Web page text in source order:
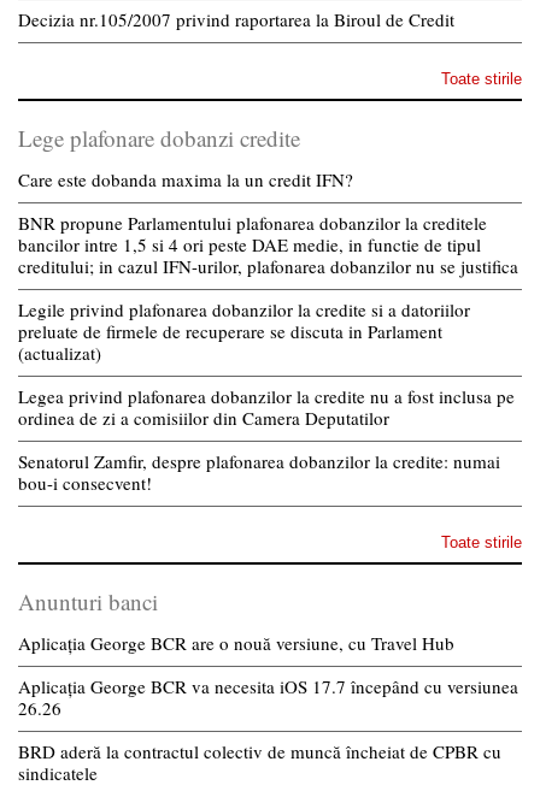
Decizia nr.105/2007 privind raportarea la Biroul de Credit
Toate stirile
Lege plafonare dobanzi credite
Care este dobanda maxima la un credit IFN?
BNR propune Parlamentului plafonarea dobanzilor la creditele
bancilor intre 1,5 si 4 ori peste DAE medie, in functie de tipul
creditului; in cazul IFN-urilor, plafonarea dobanzilor nu se justifica
Legile privind plafonarea dobanzilor la credite si a datoriilor
preluate de firmele de recuperare se discuta in Parlament
(actualizat)
Legea privind plafonarea dobanzilor la credite nu a fost inclusa pe
ordinea de zi a comisiilor din Camera Deputatilor
Senatorul Zamfir, despre plafonarea dobanzilor la credite: numai
bou-i consecvent!
Toate stirile
Anunturi banci
Aplicația George BCR are o nouă versiune, cu Travel Hub
Aplicația George BCR va necesita iOS 17.7 începând cu versiunea
26.26
BRD aderă la contractul colectiv de muncă încheiat de CPBR cu
sindicatele